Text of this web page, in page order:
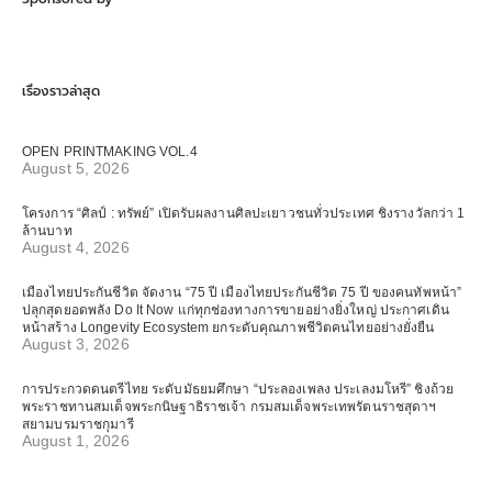
เรื่องราวล่าสุด
OPEN PRINTMAKING VOL.4
August 5, 2026
โครงการ “ศิลป์ : ทรัพย์” เปิดรับผลงานศิลปะเยาวชนทั่วประเทศ ชิงรางวัลกว่า 1
ล้านบาท
August 4, 2026
เมืองไทยประกันชีวิต จัดงาน “75 ปี เมืองไทยประกันชีวิต 75 ปี ของคนทัพหน้า”
ปลุกสุดยอดพลัง Do It Now แก่ทุกช่องทางการขายอย่างยิ่งใหญ่ ประกาศเดิน
หน้าสร้าง Longevity Ecosystem ยกระดับคุณภาพชีวิตคนไทยอย่างยั่งยืน
August 3, 2026
การประกวดดนตรีไทย ระดับมัธยมศึกษา “ประลองเพลง ประเลงมโหรี” ชิงถ้วย
พระราชทานสมเด็จพระกนิษฐาธิราชเจ้า กรมสมเด็จพระเทพรัตนราชสุดาฯ
สยามบรมราชกุมารี
August 1, 2026